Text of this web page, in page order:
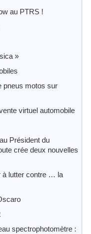
au PTRS !
»
pneus motos sur
virtuel automobile
Président du
crée deux nouvelles
à lutter contre … la
spectrophotomètre :